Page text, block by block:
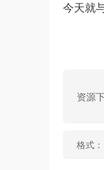
今天就
资源
格式：